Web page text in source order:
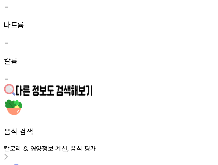
-
나트륨
-
칼륨
-
음식 검색
칼로리 & 영양정보 계산, 음식 평가